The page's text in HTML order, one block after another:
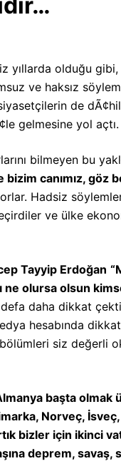
yıllarda olduğu
ve haksız
de
gelmesine yol açtı.
bilmeyen bu
bizim canımız, göz
Hadsiz
ve ülke
Tayyip Erdoğan
ne olursa olsun
daha dikkat
hesabında
siz değerli
başta olmak
Norveç,
bizler için ikinci
deprem, savaş,